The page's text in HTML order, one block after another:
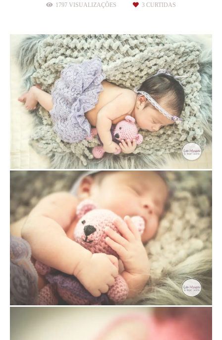
1797 VISUALIZAÇÕES 3 CURTIDAS